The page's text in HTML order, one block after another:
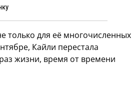
только для её многочисленных
Кайли перестала
жизни, время от времени